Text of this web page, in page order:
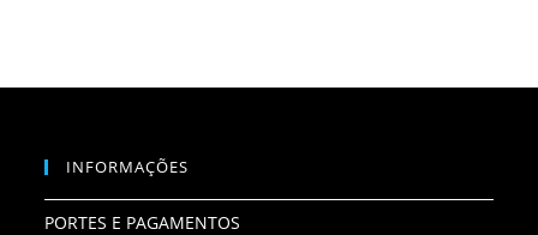
INFORMAÇÕES
PORTES E PAGAMENTOS